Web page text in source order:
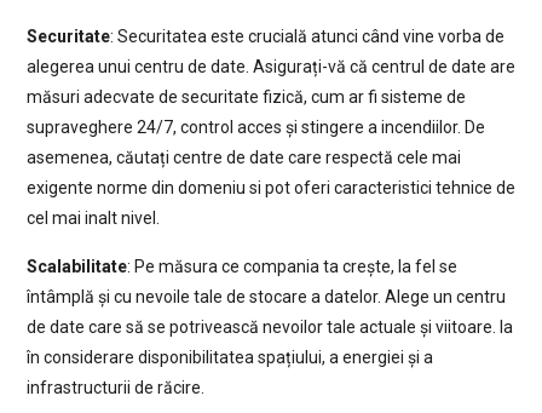
Securitate: Securitatea este crucială atunci când vine vorba de
alegerea unui centru de date. Asigurați-vă că centrul de date are
măsuri adecvate de securitate fizică, cum ar fi sisteme de
supraveghere 24/7, control acces și stingere a incendiilor. De
asemenea, căutați centre de date care respectă cele mai
exigente norme din domeniu si pot oferi caracteristici tehnice de
cel mai inalt nivel.
Scalabilitate: Pe măsura ce compania ta crește, la fel se
întâmplă și cu nevoile tale de stocare a datelor. Alege un centru
de date care să se potrivească nevoilor tale actuale și viitoare. Ia
în considerare disponibilitatea spațiului, a energiei și a
infrastructurii de răcire.